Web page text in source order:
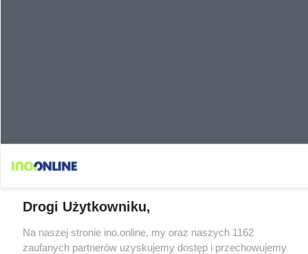
Drogi Użytkowniku,
Na naszej stronie ino.online, my oraz naszych 1162
zaufanych partnerów uzyskujemy dostęp i przechowujemy